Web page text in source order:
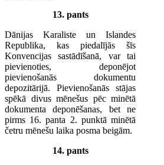
13. pants
Dānijas Karaliste un Islandes
Republika, kas piedalījās šīs
Konvencijas sastādīšanā, var tai
pievienoties, deponējot
pievienošanās dokumentu
depozitārijā. Pievienošanās stājas
spēkā divus mēnešus pēc minētā
dokumenta deponēšanas, bet ne
pirms 16. panta 2. punktā minētā
četru mēnešu laika posma beigām.
14. pants